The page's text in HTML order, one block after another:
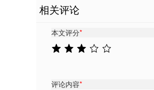
相关评论
本文评分*
评论内容*